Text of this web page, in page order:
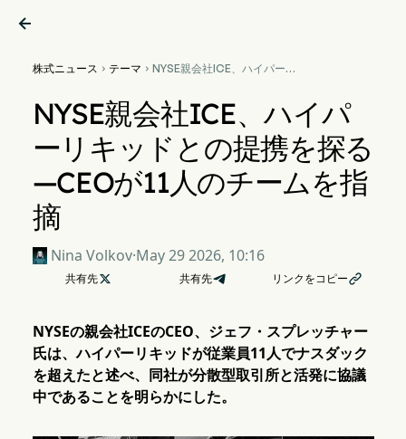

株式ニュース  テーマ  NYSE親会社ICE、ハイパーリ
が11人のチームを指摘
NYSE親会社ICE、ハイパ
ーリキッドとの提携を探る
—CEOが11人のチームを指
摘
Nina Volkov·May 29 2026, 10:16
共有先 共有先 リンクをコピー
NYSEの親会社ICEのCEO、ジェフ・スプレッチャー
氏は、ハイパーリキッドが従業員11人でナスダック
を超えたと述べ、同社が分散型取引所と活発に協議
中であることを明らかにした。